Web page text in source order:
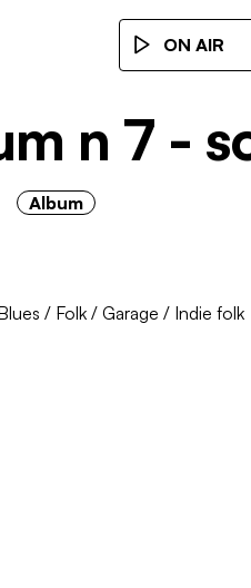
ON AIR
n 7 -
Album
/ Folk/ Garage / Indie folk